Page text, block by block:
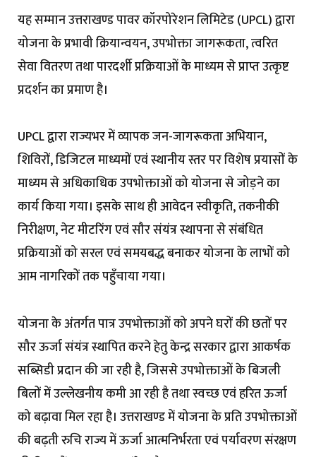
यह सम्मान उत्तराखण्ड पावर कॉरपोरेशन लिमिटेड (UPCL) द्वारा
योजना के प्रभावी क्रियान्वयन, उपभोक्ता जागरूकता, त्वरित
सेवा वितरण तथा पारदर्शी प्रक्रियाओं के माध्यम से प्राप्त उत्कृष्ट
प्रदर्शन का प्रमाण है।
UPCL द्वारा राज्यभर में व्यापक जन-जागरूकता अभियान,
शिविरों, डिजिटल माध्यमों एवं स्थानीय स्तर पर विशेष प्रयासों के
माध्यम से अधिकाधिक उपभोक्ताओं को योजना से जोड़ने का
कार्य किया गया। इसके साथ ही आवेदन स्वीकृति, तकनीकी
निरीक्षण, नेट मीटरिंग एवं सौर संयंत्र स्थापना से संबंधित
प्रक्रियाओं को सरल एवं समयबद्ध बनाकर योजना के लाभों को
आम नागरिकों तक पहुँचाया गया।
योजना के अंतर्गत पात्र उपभोक्ताओं को अपने घरों की छतों पर
सौर ऊर्जा संयंत्र स्थापित करने हेतु केन्द्र सरकार द्वारा आकर्षक
सब्सिडी प्रदान की जा रही है, जिससे उपभोक्ताओं के बिजली
बिलों में उल्लेखनीय कमी आ रही है तथा स्वच्छ एवं हरित ऊर्जा
को बढ़ावा मिल रहा है। उत्तराखण्ड में योजना के प्रति उपभोक्ताओं
की बढ़ती रुचि राज्य में ऊर्जा आत्मनिर्भरता एवं पर्यावरण संरक्षण